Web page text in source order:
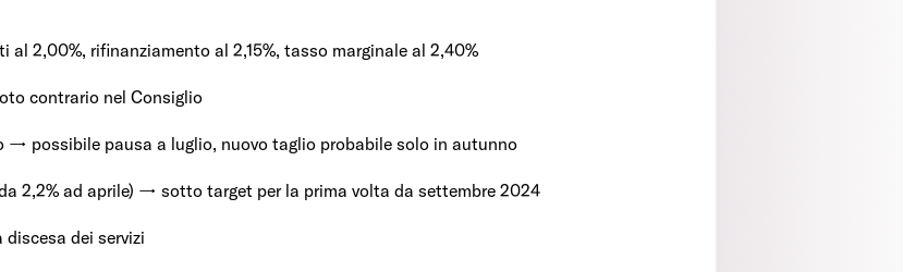
2,00%, rifinanziamento al 2,15%, tasso marginale al 2,40%
contrario nel Consiglio
→ possibile pausa a luglio, nuovo taglio probabile solo in autunno
2,2% ad aprile) → sotto target per la prima volta da settembre 2024
dei servizi